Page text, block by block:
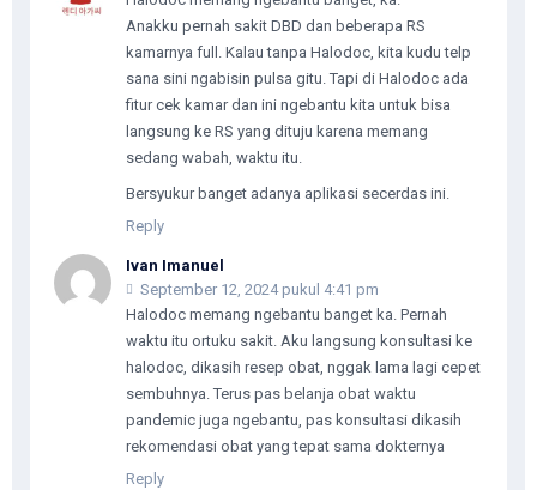
Anakku pernah sakit DBD dan beberapa RS
kamarnya full. Kalau tanpa Halodoc, kita kudu telp
sana sini ngabisin pulsa gitu. Tapi di Halodoc ada
fitur cek kamar dan ini ngebantu kita untuk bisa
langsung ke RS yang dituju karena memang
sedang wabah, waktu itu.
Bersyukur banget adanya aplikasi secerdas ini.
Reply
Ivan Imanuel
September 12, 2024 pukul 4:41 pm
Halodoc memang ngebantu banget ka. Pernah
waktu itu ortuku sakit. Aku langsung konsultasi ke
halodoc, dikasih resep obat, nggak lama lagi cepet
sembuhnya. Terus pas belanja obat waktu
pandemic juga ngebantu, pas konsultasi dikasih
rekomendasi obat yang tepat sama dokternya
Reply